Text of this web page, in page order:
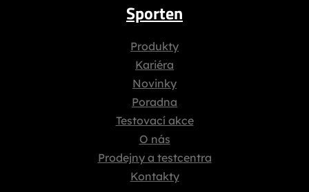
Sporten
Produkty
Kariéra
Novinky
Poradna
Testovací akce
O nás
Prodejny a testcentra
Kontakty